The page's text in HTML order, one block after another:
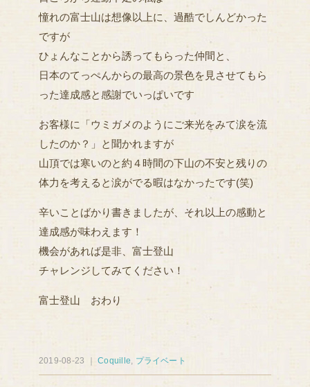
憧れの富士山は想像以上に、過酷でしんどかった
ですが
ひょんなことから誘ってもらった仲間と、
日本のてっぺんからの最高の景色を見させてもら
った達成感と感謝でいっぱいです
お客様に「ウミガメのようにご来光をみて涙を流
したのか？」と聞かれますが
山頂では寒いのと約４時間の下山の不安と残りの
体力を考えると涙がでる暇はなかったです(笑)
辛いことばかり書きましたが、それ以上の感動と
達成感が味わえます！
機会があれば是非、富士登山
チャレンジしてみてください！
富士登山 おわり
2019-08-23 ｜Coquille, プライベート